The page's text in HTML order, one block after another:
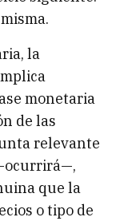
la
monetaria
de las
relevante
que la
o tipo de